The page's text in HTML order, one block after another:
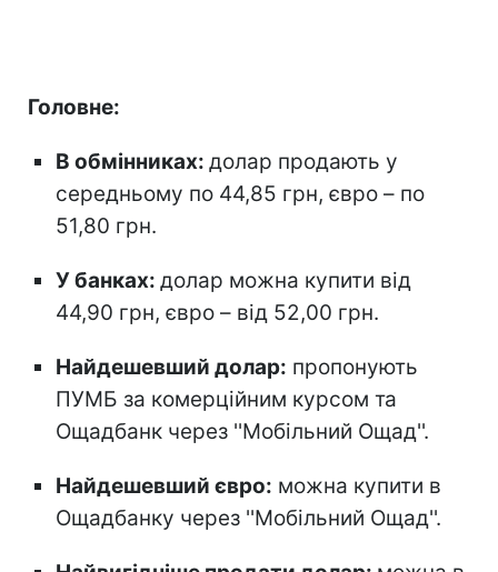
Головне:
В обмінниках: долар продають у
середньому по 44,85 грн, євро – по
51,80 грн.
У банках: долар можна купити від
44,90 грн, євро – від 52,00 грн.
Найдешевший долар: пропонують
ПУМБ за комерційним курсом та
Ощадбанк через ''Мобільний Ощад''.
Найдешевший євро: можна купити в
Ощадбанку через ''Мобільний Ощад''.